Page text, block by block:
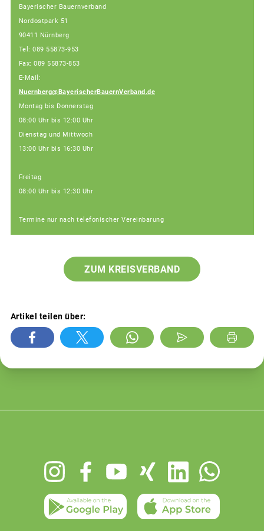
Bayerischer Bauernverband
Nordostpark 51
90411 Nürnberg
Tel: 089 55873-953
Fax: 089 55873-853
E-Mail:
Nuernberg@BayerischerBauernVerband.de
Montag bis Donnerstag
08:00 Uhr bis 12:00 Uhr
Dienstag und Mittwoch
13:00 Uhr bis 16:30 Uhr
Freitag
08:00 Uhr bis 12:30 Uhr
Termine nur nach telefonischer Vereinbarung
ZUM KREISVERBAND
Artikel teilen über: